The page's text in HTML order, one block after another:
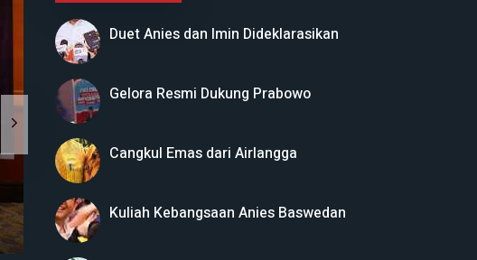
Duet Anies dan Imin Dideklarasikan
Gelora Resmi Dukung Prabowo
Cangkul Emas dari Airlangga
Kuliah Kebangsaan Anies Baswedan